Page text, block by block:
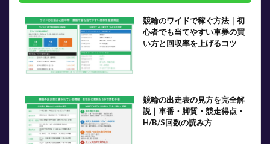
競輪のワイドで稼ぐ方法｜初
心者でも当てやすい車券の買
い方と回収率を上げるコツ
競輪の出走表の見方を完全解
説｜車番・脚質・競走得点・
H/B/S回数の読み方